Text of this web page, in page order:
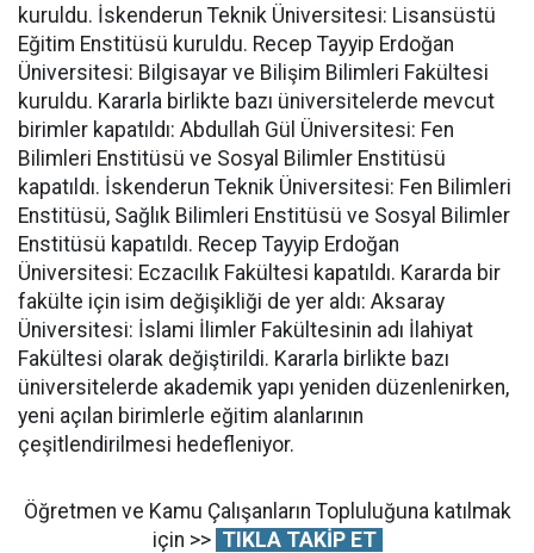
kuruldu. İskenderun Teknik Üniversitesi: Lisansüstü
Eğitim Enstitüsü kuruldu. Recep Tayyip Erdoğan
Üniversitesi: Bilgisayar ve Bilişim Bilimleri Fakültesi
kuruldu. Kararla birlikte bazı üniversitelerde mevcut
birimler kapatıldı: Abdullah Gül Üniversitesi: Fen
Bilimleri Enstitüsü ve Sosyal Bilimler Enstitüsü
kapatıldı. İskenderun Teknik Üniversitesi: Fen Bilimleri
Enstitüsü, Sağlık Bilimleri Enstitüsü ve Sosyal Bilimler
Enstitüsü kapatıldı. Recep Tayyip Erdoğan
Üniversitesi: Eczacılık Fakültesi kapatıldı. Kararda bir
fakülte için isim değişikliği de yer aldı: Aksaray
Üniversitesi: İslami İlimler Fakültesinin adı İlahiyat
Fakültesi olarak değiştirildi. Kararla birlikte bazı
üniversitelerde akademik yapı yeniden düzenlenirken,
yeni açılan birimlerle eğitim alanlarının
çeşitlendirilmesi hedefleniyor.
Öğretmen ve Kamu Çalışanların Topluluğuna katılmak
için >> TIKLA TAKİP ET